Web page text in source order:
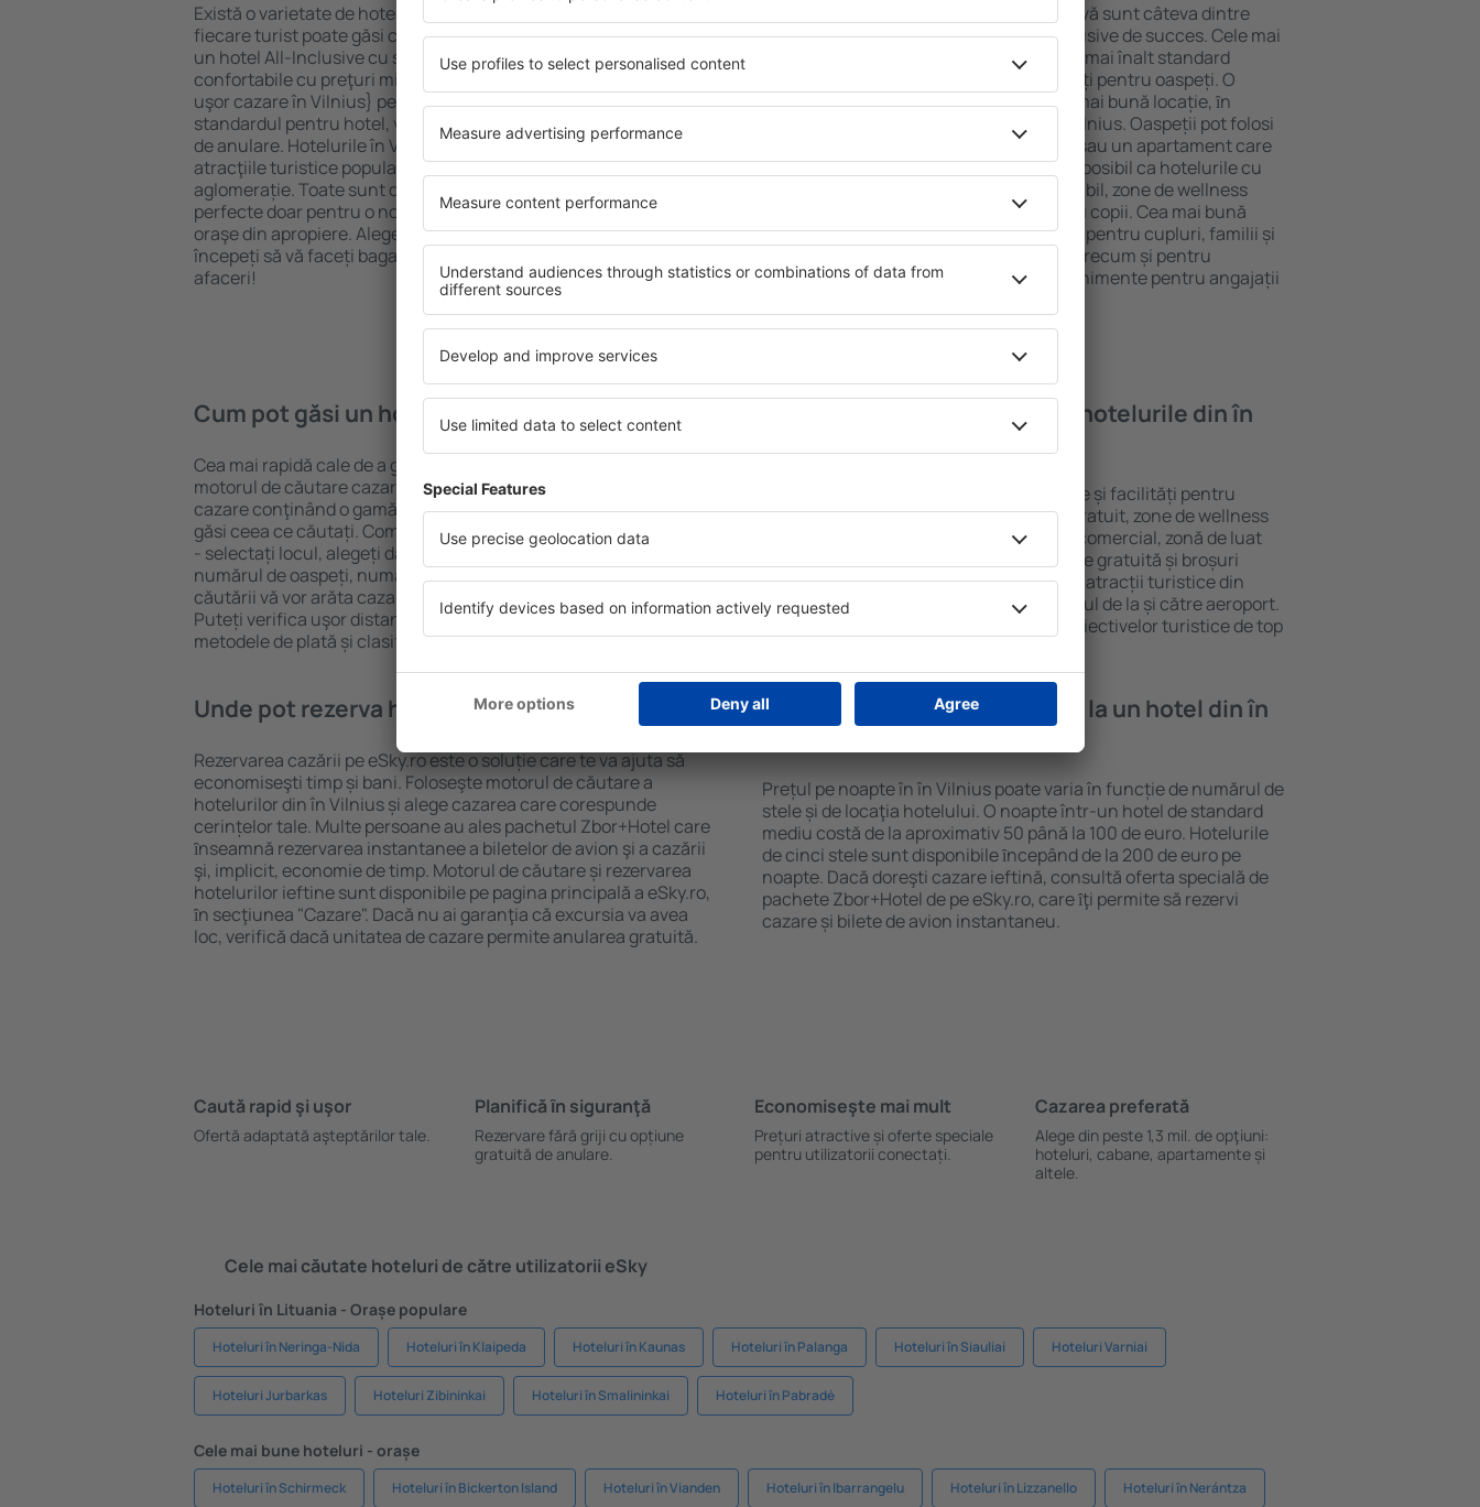
Există o varietate de hoteluri disponibile în Vilnius, astfel încât
fiecare turist poate găsi cazare potrivită nevoilor sale. Preferați
un hotel All-Inclusive cu standarde ȋnalte sau preferați hoteluri
confortabile cu preţuri mici? Cu ajutorul nostru puteți rezerva
uşor cazare în Vilnius} pentru orice buget! Selectați destinația şi
standardul pentru hotel, verificați metodele de plată și opțiunile
de anulare. Hotelurile în Vilnius sunt situate atât aproape de
atracţiile turistice populare, cât și puțin mai departe de
aglomerație. Toate sunt disponibile pentru o vacanță lungă sau
perfecte doar pentru o noapte atunci când doriţi să vizitaţi şi alte
oraşe din apropiere. Alegeți hotelul care vi se potriveşte și
începeți să vă faceți bagajele pentru o vacanţă sau călătorie de
afaceri!
O varietate de servicii și o locație atractivă sunt câteva dintre
elementele cheie ale unui hotel All-Inclusive de succes. Cele mai
bune hoteluri din Vilnius garantează cel mai înalt standard
pentru servicii și o gamă largă de facilități pentru oaspeți. O
cazare cu standarde ridicate oferă cea mai bună locație, ȋn
apropiere de principalele distracţii din Vilnius. Oaspeții pot folosi
parcarea gratuită și pot alege o cameră sau un apartament care
să corespundă perfect nevoilor lor. Este posibil ca hotelurile cu
standarde ȋnalte să ofere un meniu variabil, zone de wellness
precum spa și fitness, și activități pentru copii. Cea mai bună
cazare în Vilnius este o alegere perfectă pentru cupluri, familii și
persoane aflate în călătorie de afaceri, precum și pentru
companii care doresc să organizeze evenimente pentru angajații
Cum pot găsi un hotel în Vilnius?
Cea mai rapidă cale de a găsi un hotel în Vilnius este folosind
motorul de căutare cazare eSky. Baza mare de date cu locuri de
cazare conţinând o gamă largă de opţiuni este o garanție că veți
găsi ceea ce căutați. Completați câmpurile motorului de căutare
- selectați locul, alegeți data de check-in și check-out, adăugați
numărul de oaspeți, numărul de camere şi gata! Rezultatele
căutării vă vor arăta cazarea disponibilă ȋn perioada selectată.
Puteți verifica uşor distanța de la hotel ȋn centrul orașului,
metodele de plată și clasificarea hotelului.
Ce fel de facilităţi voi găsi ȋn hotelurile din în
Hotelurile în Vilnius au diferite standarde și facilități pentru
oaspeți. Cele mai frecvente sunt Wi-Fi gratuit, zone de wellness
cu SPA, mini bar/seif în cameră, centru comercial, zonă de luat
masa, zonă de joacă pentru copii, parcare gratuită și broșuri
informative despre cele mai interesante atracții turistice din
zonă. Unele proprietăți includ și transferul de la și către aeroport.
Uneori, acestea încurajează vizitarea obiectivelor turistice de top
Unde pot rezerva hoteluri ȋn în Vilnius?
Rezervarea cazării pe eSky.ro este o soluție care te va ajuta să
economiseşti timp și bani. Foloseşte motorul de căutare a
hotelurilor din în Vilnius și alege cazarea care corespunde
cerințelor tale. Multe persoane au ales pachetul Zbor+Hotel care
ȋnseamnă rezervarea instantanee a biletelor de avion şi a cazării
şi, implicit, economie de timp. Motorul de căutare și rezervarea
hotelurilor ieftine sunt disponibile pe pagina principală a eSky.ro,
ȋn secţiunea "Cazare". Dacă nu ai garanţia că excursia va avea
loc, verifică dacă unitatea de cazare permite anularea gratuită.
Cât costă o noapte de cazare la un hotel din în
Prețul pe noapte în în Vilnius poate varia în funcție de numărul de
stele și de locaţia hotelului. O noapte într-un hotel de standard
mediu costă de la aproximativ 50 până la 100 de euro. Hotelurile
de cinci stele sunt disponibile ȋncepând de la 200 de euro pe
noapte. Dacă doreşti cazare ieftină, consultă oferta specială de
pachete Zbor+Hotel de pe eSky.ro, care ȋţi permite să rezervi
cazare și bilete de avion instantaneu.
Caută rapid şi uşor
Ofertă adaptată aşteptărilor tale.
Planifică ȋn siguranţă
Rezervare fără griji cu opțiune
gratuită de anulare.
Economiseşte mai mult
Prețuri atractive și oferte speciale
pentru utilizatorii conectați.
Cazarea preferată
Alege din peste 1,3 mil. de opţiuni:
hoteluri, cabane, apartamente și
altele.
Cele mai căutate hoteluri de către utilizatorii eSky
Hoteluri în Lituania - Orașe populare
Hoteluri în Neringa-Nida Hoteluri în Klaipeda Hoteluri în Kaunas Hoteluri în Palanga Hoteluri în Siauliai Hoteluri Varniai
Hoteluri Jurbarkas Hoteluri Zibininkai Hoteluri în Smalininkai Hoteluri în Pabradė
Cele mai bune hoteluri - orașe
Hoteluri în Schirmeck Hoteluri în Bickerton Island Hoteluri în Vianden Hoteluri în Ibarrangelu Hoteluri în Lizzanello Hoteluri în Nerántza